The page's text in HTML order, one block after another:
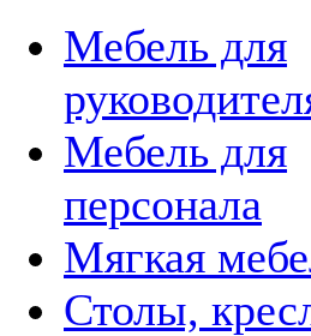
Мебель для
Мебель для
персонала
Мягкая
Столы,